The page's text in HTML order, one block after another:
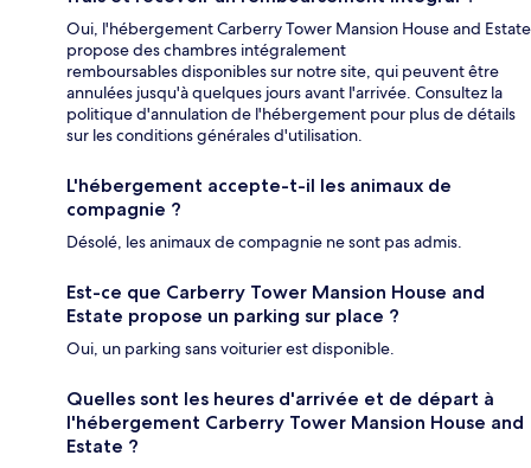
Oui, l'hébergement Carberry Tower Mansion House and Estate
propose des chambres intégralement
remboursables disponibles sur notre site, qui peuvent être
annulées jusqu'à quelques jours avant l'arrivée. Consultez la
politique d'annulation de l'hébergement pour plus de détails
sur les conditions générales d'utilisation.
L'hébergement accepte-t-il les animaux de
compagnie ?
Désolé, les animaux de compagnie ne sont pas admis.
Est-ce que Carberry Tower Mansion House and
Estate propose un parking sur place ?
Oui, un parking sans voiturier est disponible.
Quelles sont les heures d'arrivée et de départ à
l'hébergement Carberry Tower Mansion House and
Estate ?